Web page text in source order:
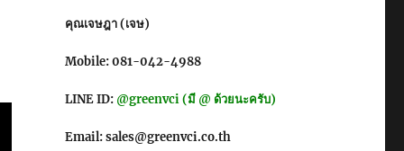
คุณเจษฎา (เจษ)
Mobile: 081-042-4988
LINE ID: @greenvci (มี @ ด้วยนะครับ)
Email: sales@greenvci.co.th